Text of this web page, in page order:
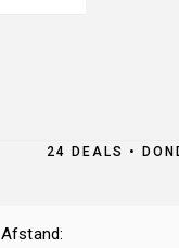
24 DEALS •
Afstand: